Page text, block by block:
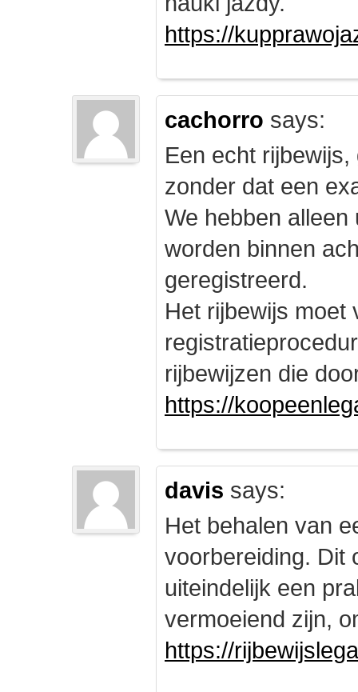
https://
cachorro says:
Een echt
zonder dat een
We hebben
worden binnen
geregistreerd.
Het rijbewijs moet
rijbewijzen die
https://
davis says:
Het behalen van
voorbereiding. Dit
uiteindelijk een
vermoeiend zijn,
https://